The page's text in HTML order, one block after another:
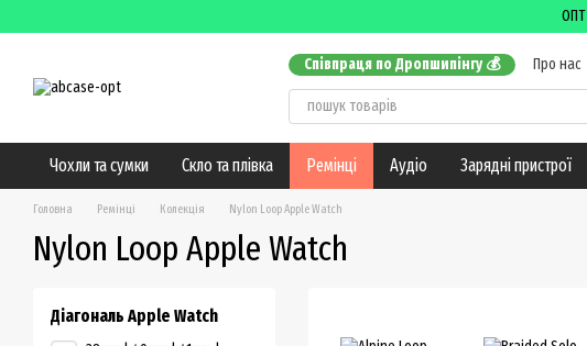
ОПТ
Співпраця по Дропшипінгу 💰
Про нас
Оплата і доставка
Обмін та повернення
Контактна інформація
Чохли та сумки Скло та плівка Ремінці Аудіо Зарядні пристрої
Головна Ремінці Колекція Nylon Loop Apple Watch
Nylon Loop Apple Watch
Діагональ Apple Watch